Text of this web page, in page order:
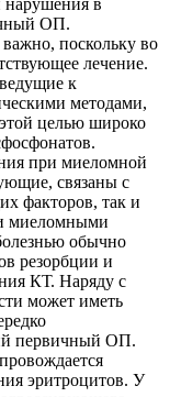
ОП.
поскольку во
лечение.
к
методами,
целью широко
при миеломной
связаны с
факторов, так и
миеломными
обычно
резорбции и
КТ. Наряду с
может иметь
первичный ОП.
эритроцитов. У